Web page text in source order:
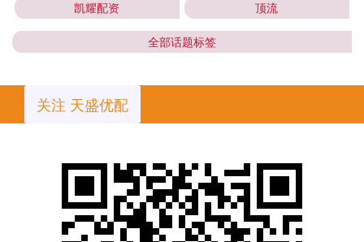
凯耀配资 顶流
全部话题标签
关注 天盛优配